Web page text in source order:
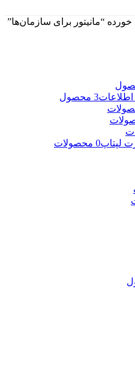
“مانیتور برای سازمان‌ها”
3 محصول
لپتاپ0 محصولات